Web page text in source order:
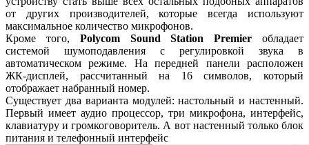
от других производителей, которые всегда используют
максимальное количество микрофонов.
Кроме того, Polycom Sound Station Premier обладает
системой шумоподавления с регулировкой звука в
автоматическом режиме. На передней панели расположен
ЖК-дисплей, рассчитанный на 16 символов, который
отображает набранный номер.
Существует два варианта модулей: настольный и настенный.
Первый имеет аудио процессор, три микрофона, интерфейс,
клавиатуру и громкоговоритель. А вот настенный только блок
питания и телефонный интерфейс